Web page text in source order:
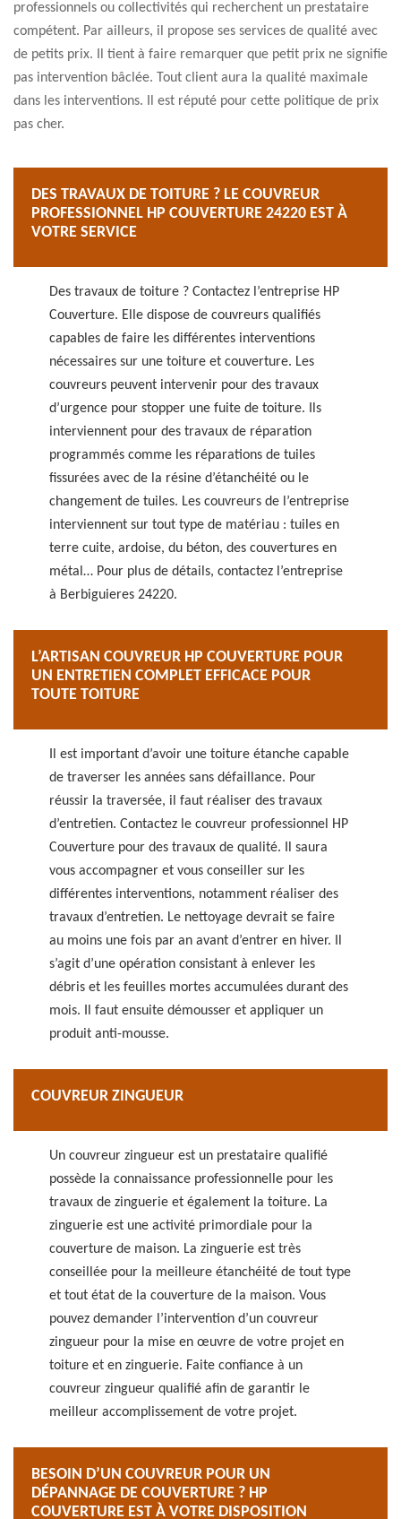
professionnels ou collectivités qui recherchent un prestataire
compétent. Par ailleurs, il propose ses services de qualité avec
de petits prix. Il tient à faire remarquer que petit prix ne signifie
pas intervention bâclée. Tout client aura la qualité maximale
dans les interventions. Il est réputé pour cette politique de prix
pas cher.
DES TRAVAUX DE TOITURE ? LE COUVREUR
PROFESSIONNEL HP COUVERTURE 24220 EST À
VOTRE SERVICE
Des travaux de toiture ? Contactez l’entreprise HP
Couverture. Elle dispose de couvreurs qualifiés
capables de faire les différentes interventions
nécessaires sur une toiture et couverture. Les
couvreurs peuvent intervenir pour des travaux
d’urgence pour stopper une fuite de toiture. Ils
interviennent pour des travaux de réparation
programmés comme les réparations de tuiles
fissurées avec de la résine d’étanchéité ou le
changement de tuiles. Les couvreurs de l’entreprise
interviennent sur tout type de matériau : tuiles en
terre cuite, ardoise, du béton, des couvertures en
métal… Pour plus de détails, contactez l’entreprise
à Berbiguieres 24220.
L’ARTISAN COUVREUR HP COUVERTURE POUR
UN ENTRETIEN COMPLET EFFICACE POUR
TOUTE TOITURE
Il est important d’avoir une toiture étanche capable
de traverser les années sans défaillance. Pour
réussir la traversée, il faut réaliser des travaux
d’entretien. Contactez le couvreur professionnel HP
Couverture pour des travaux de qualité. Il saura
vous accompagner et vous conseiller sur les
différentes interventions, notamment réaliser des
travaux d’entretien. Le nettoyage devrait se faire
au moins une fois par an avant d’entrer en hiver. Il
s’agit d’une opération consistant à enlever les
débris et les feuilles mortes accumulées durant des
mois. Il faut ensuite démousser et appliquer un
produit anti-mousse.
COUVREUR ZINGUEUR
Un couvreur zingueur est un prestataire qualifié
possède la connaissance professionnelle pour les
travaux de zinguerie et également la toiture. La
zinguerie est une activité primordiale pour la
couverture de maison. La zinguerie est très
conseillée pour la meilleure étanchéité de tout type
et tout état de la couverture de la maison. Vous
pouvez demander l’intervention d’un couvreur
zingueur pour la mise en œuvre de votre projet en
toiture et en zinguerie. Faite confiance à un
couvreur zingueur qualifié afin de garantir le
meilleur accomplissement de votre projet.
BESOIN D’UN COUVREUR POUR UN
DÉPANNAGE DE COUVERTURE ? HP
COUVERTURE EST À VOTRE DISPOSITION